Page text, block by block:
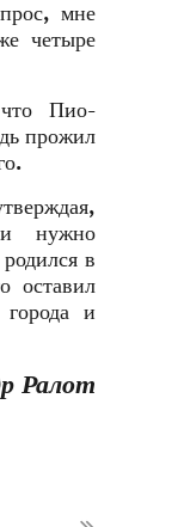
мне
четыре
Пио-
прожил
нужно
в
оставил
и
Ралот